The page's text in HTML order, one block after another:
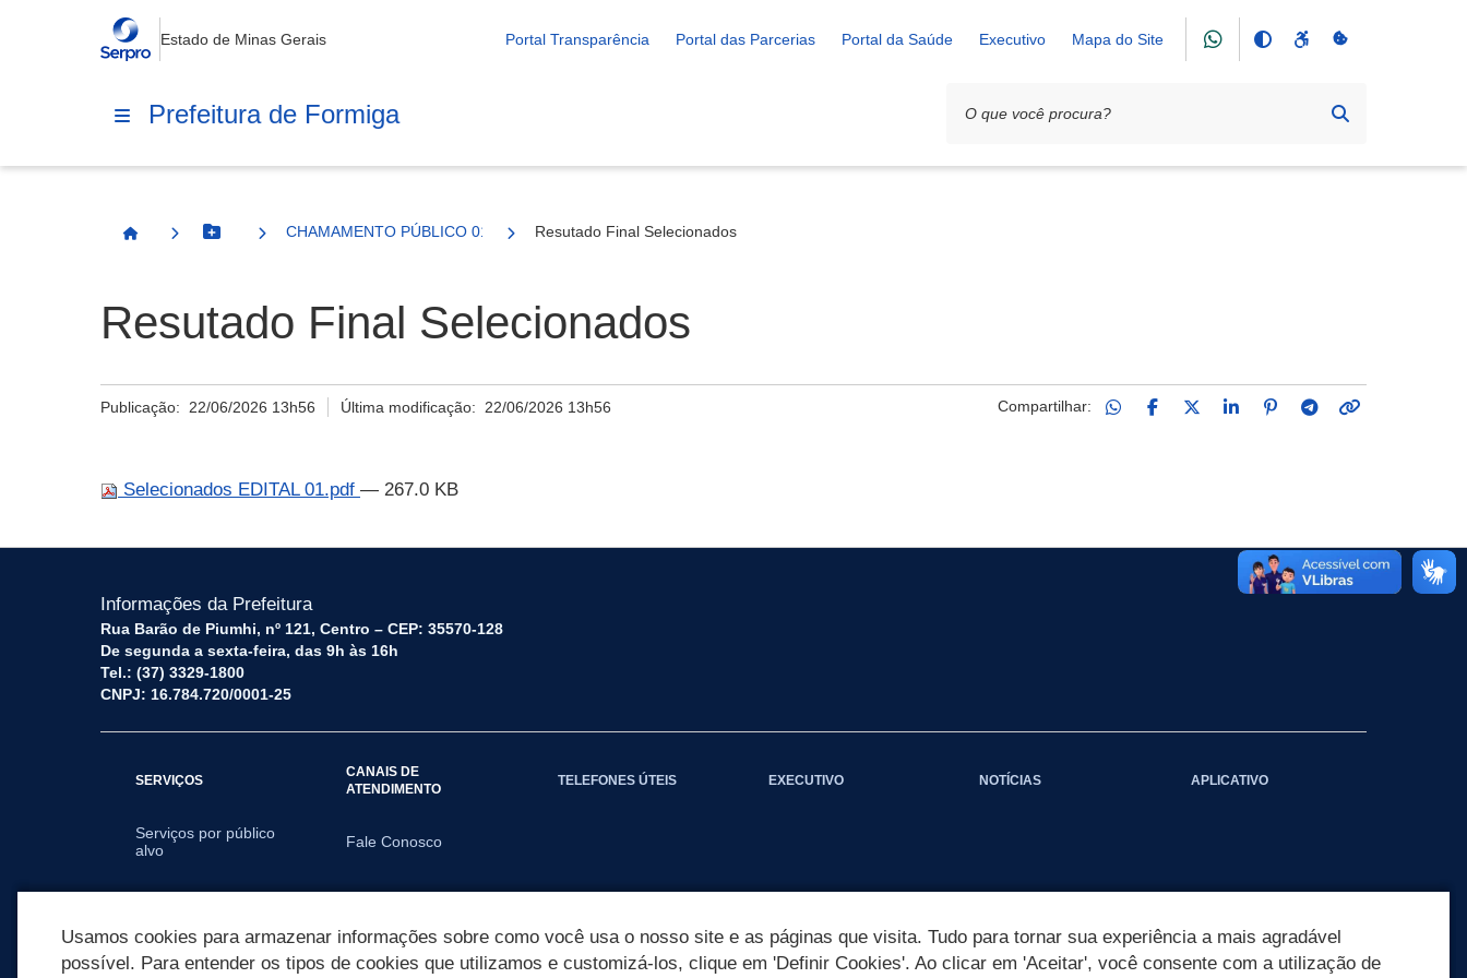
Estado de Minas Gerais Portal Transparência Portal das Parcerias Portal da Saúde Executivo Mapa do Site
Prefeitura de Formiga
Página InicialBotão Menu
CHAMAMENTO PÚBLICO 01/2026 - PREMIAÇÃO DE PONTOS E PONTÕES DE CULTURA
Resutado Final Selecionados
Resutado Final Selecionados
Publicação: 22/06/2026 13h56 Última modificação: 22/06/2026 13h56 Compartilhar:
Selecionados EDITAL 01.pdf — 267.0 KB
Informações da Prefeitura
Rua Barão de Piumhi, nº 121, Centro – CEP: 35570-128
De segunda a sexta-feira, das 9h às 16h
Tel.: (37) 3329-1800
CNPJ: 16.784.720/0001-25
SERVIÇOS
Serviços por público
alvo
CANAIS DE
ATENDIMENTO
Fale Conosco
TELEFONES ÚTEIS EXECUTIVO NOTÍCIAS APLICATIVO
Usamos cookies para armazenar informações sobre como você usa o nosso site e as páginas que visita. Tudo para tornar sua experiência a mais agradável
possível. Para entender os tipos de cookies que utilizamos e customizá-los, clique em 'Definir Cookies'. Ao clicar em 'Aceitar', você consente com a utilização de